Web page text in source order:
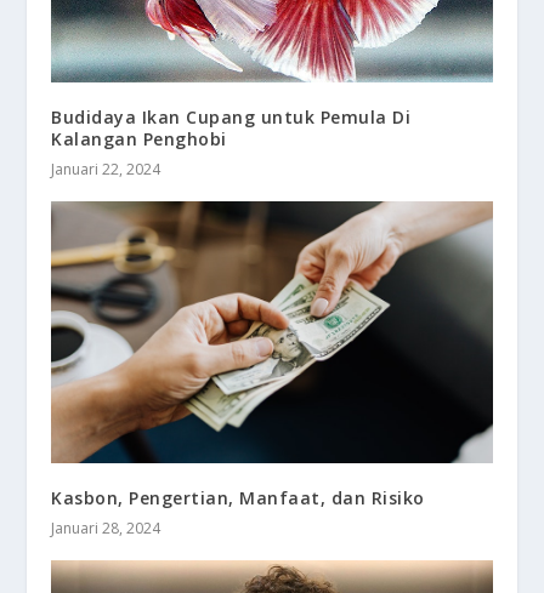
Budidaya Ikan Cupang untuk Pemula Di
Kalangan Penghobi
Januari 22, 2024
Kasbon, Pengertian, Manfaat, dan Risiko
Januari 28, 2024